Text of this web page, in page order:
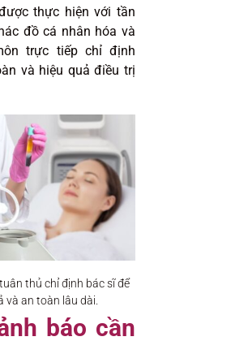
thực hiện với tần
đồ cá nhân hóa và
trực tiếp chỉ định
và hiệu quả điều trị
thủ chỉ định bác sĩ để
và an toàn lâu dài.
báo cần